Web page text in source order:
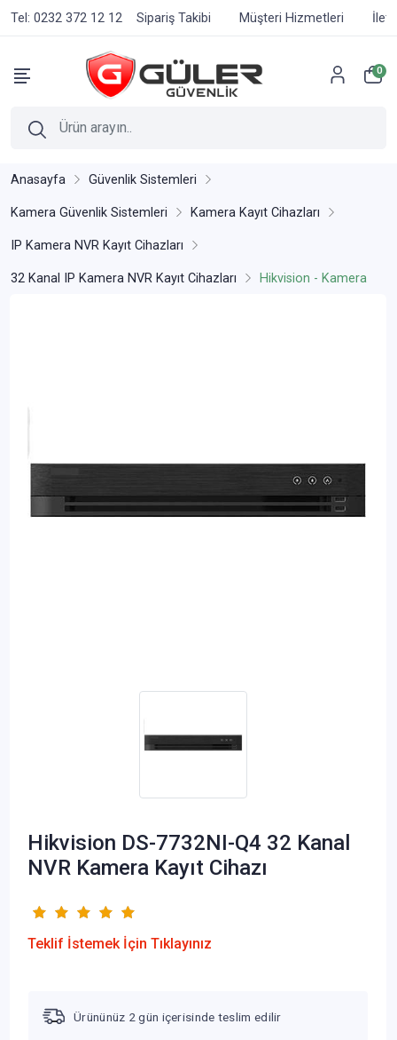
Tel: 0232 372 12 12 Sipariş Takibi Müşteri Hizmetleri
0
Anasayfa Güvenlik Sistemleri
Kamera Güvenlik Sistemleri Kamera Kayıt Cihazları
IP Kamera NVR Kayıt Cihazları
32 Kanal IP Kamera NVR Kayıt Cihazları Hikvision - Kamera
Hikvision DS-7732NI-Q4 32 Kanal
NVR Kamera Kayıt Cihazı
Teklif İstemek İçin Tıklayınız
Ürününüz 2 gün içerisinde teslim edilir